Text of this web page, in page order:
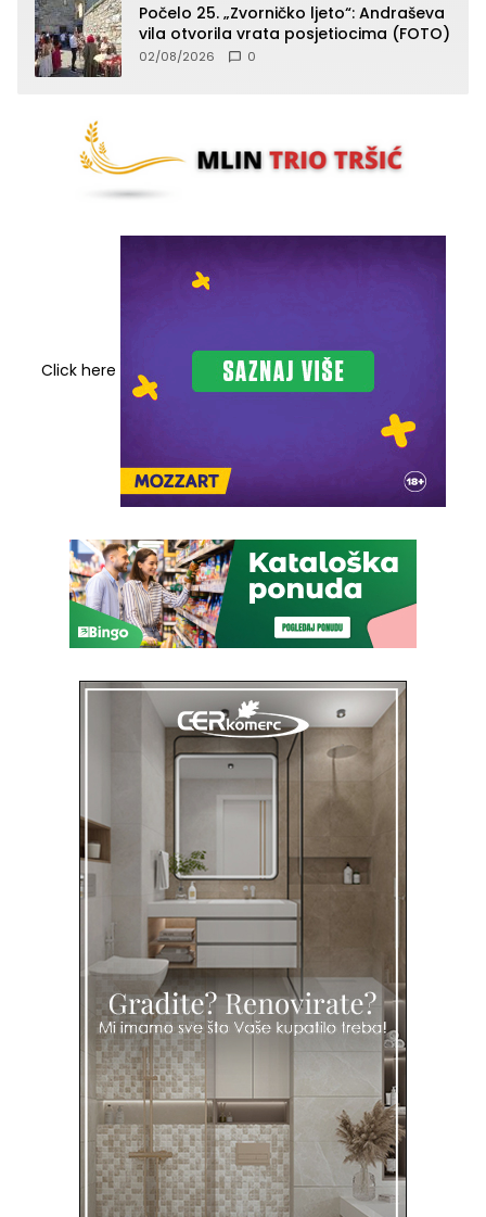
Počelo 25. „Zvorničko ljeto“: Andraševa
vila otvorila vrata posjetiocima (FOTO)
02/08/2026 0
Click here